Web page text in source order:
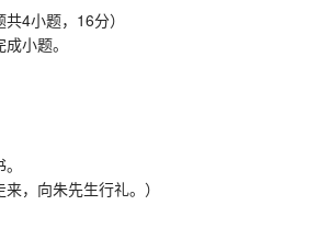
小题，16分）
小题。
，向朱先生行礼。）